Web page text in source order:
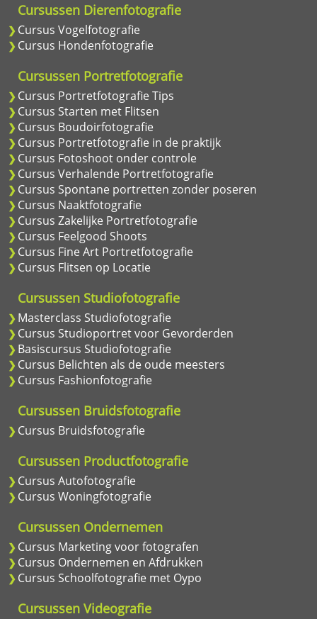
Cursussen Dierenfotografie
Cursus Vogelfotografie
Cursus Hondenfotografie
Cursussen Portretfotografie
Cursus Portretfotografie Tips
Cursus Starten met Flitsen
Cursus Boudoirfotografie
Cursus Portretfotografie in de praktijk
Cursus Fotoshoot onder controle
Cursus Verhalende Portretfotografie
Cursus Spontane portretten zonder poseren
Cursus Naaktfotografie
Cursus Zakelijke Portretfotografie
Cursus Feelgood Shoots
Cursus Fine Art Portretfotografie
Cursus Flitsen op Locatie
Cursussen Studiofotografie
Masterclass Studiofotografie
Cursus Studioportret voor Gevorderden
Basiscursus Studiofotografie
Cursus Belichten als de oude meesters
Cursus Fashionfotografie
Cursussen Bruidsfotografie
Cursus Bruidsfotografie
Cursussen Productfotografie
Cursus Autofotografie
Cursus Woningfotografie
Cursussen Ondernemen
Cursus Marketing voor fotografen
Cursus Ondernemen en Afdrukken
Cursus Schoolfotografie met Oypo
Cursussen Videografie